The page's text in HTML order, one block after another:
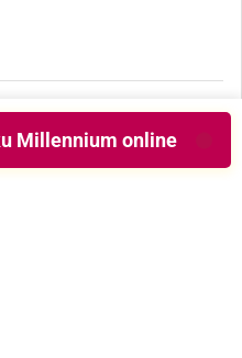
Millennium online